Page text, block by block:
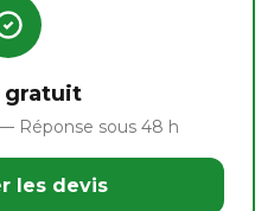
gratuit
Réponse sous 48 h
les devis